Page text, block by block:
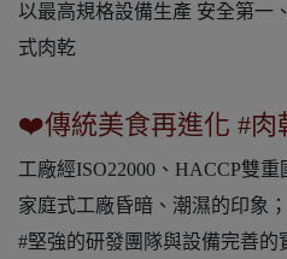
以最高規格設備生產 安全第一
式肉乾
❤️傳統美食再進化 #肉
工廠經ISO22000、HACCP雙
家庭式工廠昏暗、潮濕的印象；
#堅強的研發團隊與設備完善